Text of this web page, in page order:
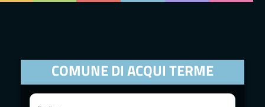
COMUNE DI ACQUI TERME